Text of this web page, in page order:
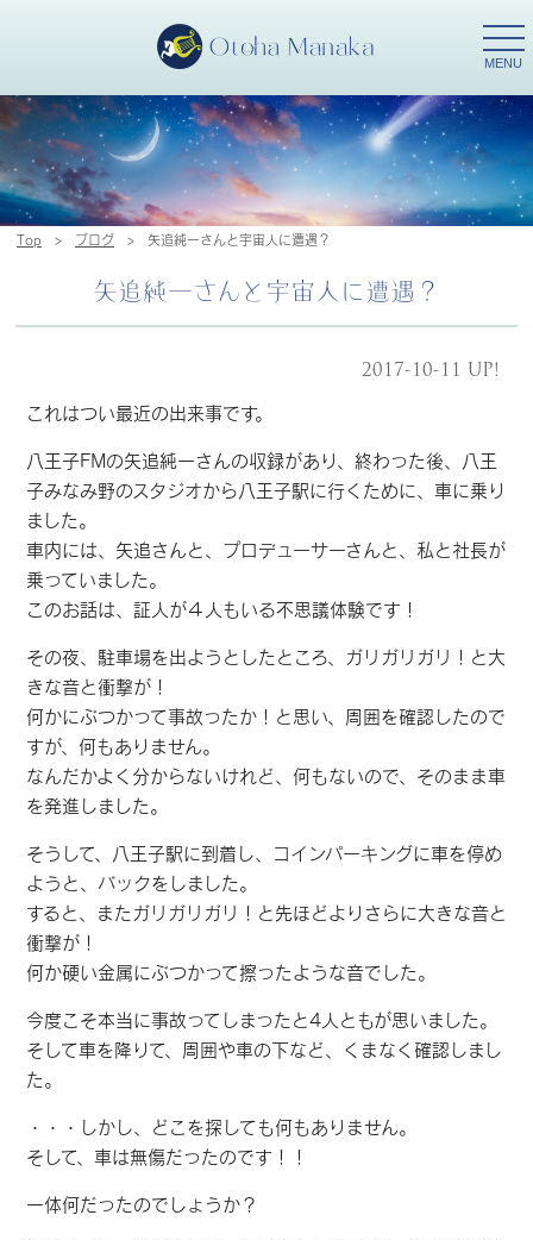
MENU
Top > ブログ > 矢追純一さんと宇宙人に遭遇？
矢追純一さんと宇宙人に遭遇？
2017-10-11 UP!
これはつい最近の出来事です。
八王子FMの矢追純一さんの収録があり、終わった後、八王
子みなみ野のスタジオから八王子駅に行くために、車に乗り
ました。
車内には、矢追さんと、プロデューサーさんと、私と社長が
乗っていました。
このお話は、証人が４人もいる不思議体験です！
その夜、駐車場を出ようとしたところ、ガリガリガリ！と大
きな音と衝撃が！
何かにぶつかって事故ったか！と思い、周囲を確認したので
すが、何もありません。
なんだかよく分からないけれど、何もないので、そのまま車
を発進しました。
そうして、八王子駅に到着し、コインパーキングに車を停め
ようと、バックをしました。
すると、またガリガリガリ！と先ほどよりさらに大きな音と
衝撃が！
何か硬い金属にぶつかって擦ったような音でした。
今度こそ本当に事故ってしまったと4人ともが思いました。
そして車を降りて、周囲や車の下など、くまなく確認しまし
た。
・・・しかし、どこを探しても何もありません。
そして、車は無傷だったのです！！
一体何だったのでしょうか？